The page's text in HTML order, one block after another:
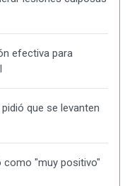
efectiva para
que se levanten
como "muy positivo"